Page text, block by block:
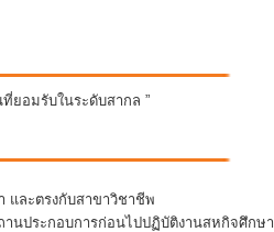
ยอมรับในระดับสากล ”
และตรงกับสาขาวิชาชีพ
นประกอบการก่อนไปปฏิบัติงานสหกิจศึกษา